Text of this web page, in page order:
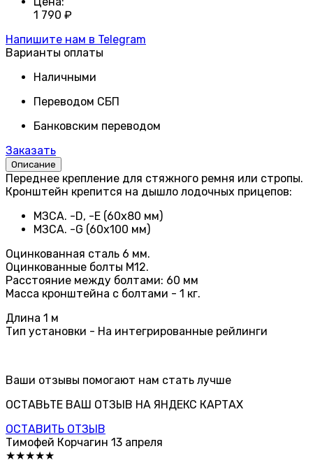
1 790 ₽
Напишите нам в Telegram
Варианты оплаты
Наличными
Переводом СБП
Банковским переводом
Заказать
Описание
Переднее крепление для стяжного ремня или стропы.
Кронштейн крепится на дышло лодочных прицепов:
МЗСА. -D, -E (60x80 мм)
МЗСА. -G (60х100 мм)
Оцинкованная сталь 6 мм.
Оцинкованные болты М12.
Расстояние между болтами: 60 мм
Масса кронштейна с болтами - 1 кг.
Длина 1 м
Тип установки - На интегрированные рейлинги
Ваши отзывы помогают нам стать лучше
ОСТАВЬТЕ ВАШ ОТЗЫВ НА ЯНДЕКС КАРТАХ
ОСТАВИТЬ ОТЗЫВ
Тимофей Корчагин 13 апреля
★★★★★